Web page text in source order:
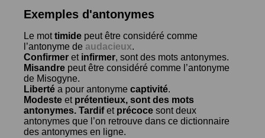
Exemples d'antonymes
Le mottimide peut être considéré comme
l’antonyme de audacieux.
Confirmer et infirmer, sont des mots antonymes.
Misandre peut être considéré comme l’antonyme
de Misogyne.
Liberté a pour antonyme captivité.
Modeste et prétentieux, sont des mots
antonymes. Tardifet précoce sont deux
antonymes que l’on retrouve dans ce dictionnaire
des antonymes en ligne.